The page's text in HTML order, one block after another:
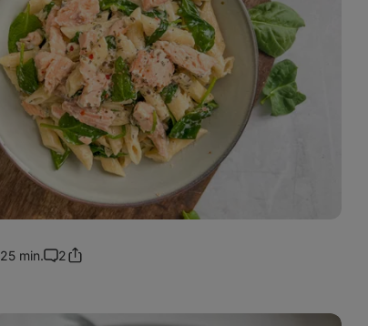
25 min.
Komentáře
2Sdílet